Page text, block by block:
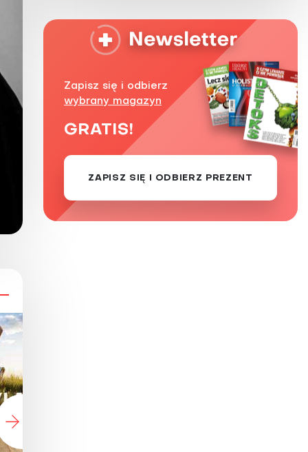
Zapisz się i odbierz
wybrany magazyn
GRATIS!
ZAPISZ SIĘ I ODBIERZ PREZENT